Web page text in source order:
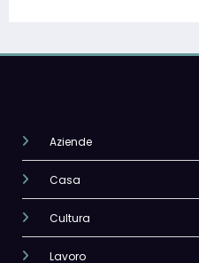
Aziende
Casa
Cultura
Lavoro